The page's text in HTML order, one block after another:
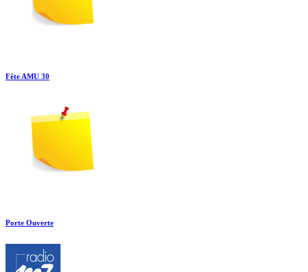
Fête AMU 30
Porte Ouverte